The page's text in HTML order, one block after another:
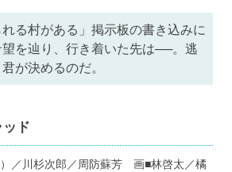
れる村がある」掲示板の書き込みに
望を辿り、行き着いた先は──。逃
が決めるのだ。
ド
／川杉次郎／周防蘇芳 画■林啓太／橘